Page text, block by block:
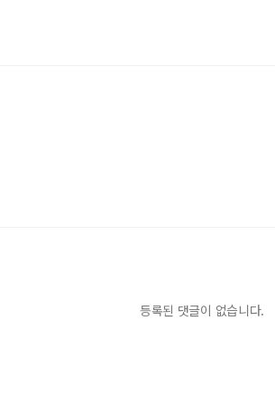
등록된 댓글이 없습니다.